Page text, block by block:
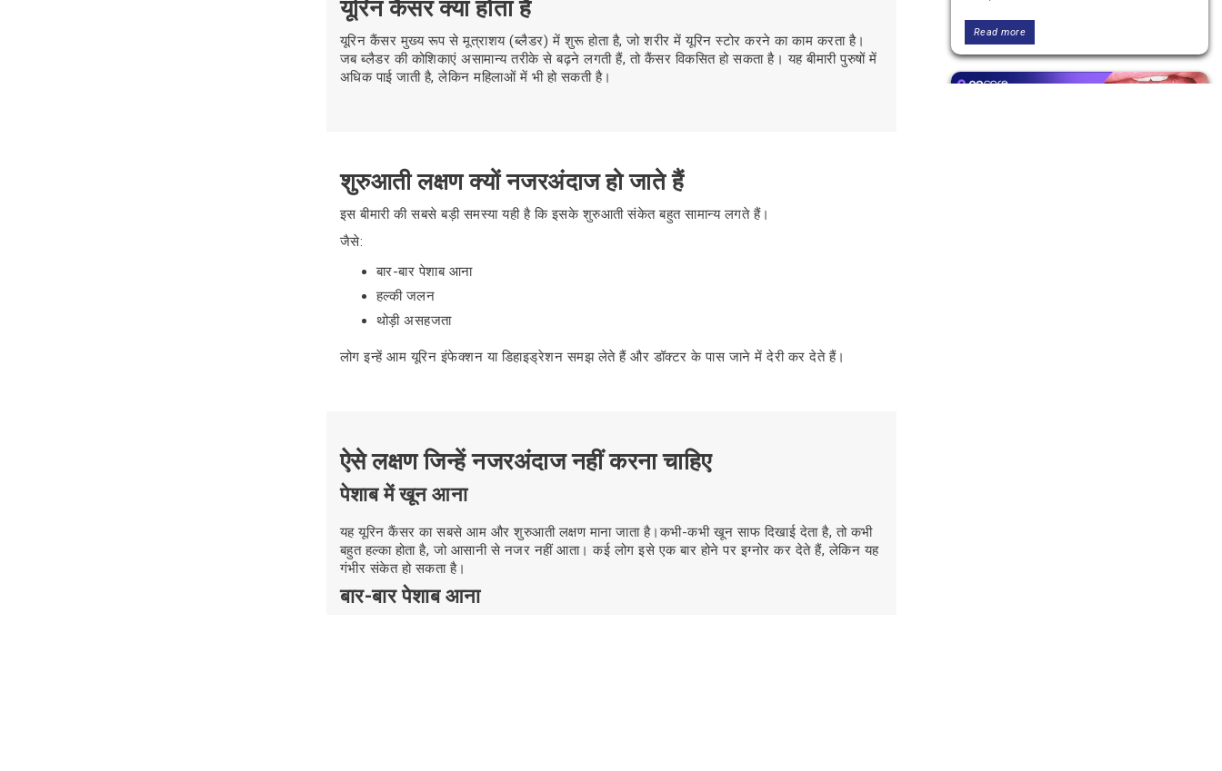
यूरिन कैंसर क्या होता है
यूरिन कैंसर मुख्य रूप से मूत्राशय (ब्लैडर) में शुरू होता है, जो शरीर में यूरिन स्टोर करने का काम करता है।
जब ब्लैडर की कोशिकाएं असामान्य तरीके से बढ़ने लगती हैं, तो कैंसर विकसित हो सकता है। यह बीमारी पुरुषों में
अधिक पाई जाती है, लेकिन महिलाओं में भी हो सकती है।
शुरुआती लक्षण क्यों नजरअंदाज हो जाते हैं
इस बीमारी की सबसे बड़ी समस्या यही है कि इसके शुरुआती संकेत बहुत सामान्य लगते हैं।
जैसे:
बार-बार पेशाब आना
हल्की जलन
थोड़ी असहजता
लोग इन्हें आम यूरिन इंफेक्शन या डिहाइड्रेशन समझ लेते हैं और डॉक्टर के पास जाने में देरी कर देते हैं।
ऐसे लक्षण जिन्हें नजरअंदाज नहीं करना चाहिए
पेशाब में खून आना
यह यूरिन कैंसर का सबसे आम और शुरुआती लक्षण माना जाता है।कभी-कभी खून साफ दिखाई देता है, तो कभी
बहुत हल्का होता है, जो आसानी से नजर नहीं आता। कई लोग इसे एक बार होने पर इग्नोर कर देते हैं, लेकिन यह
गंभीर संकेत हो सकता है।
बार-बार पेशाब आना
Read more